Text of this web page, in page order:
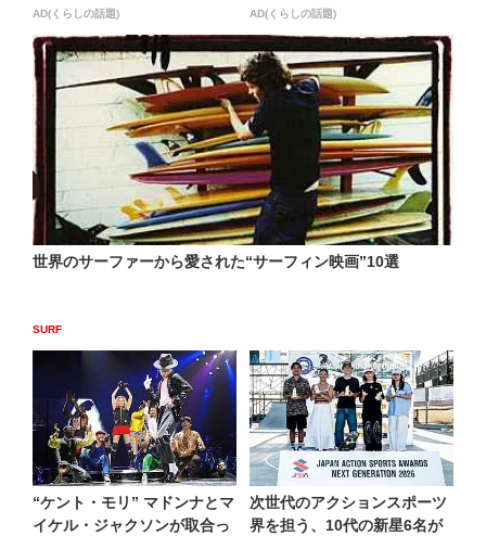
AD(くらしの話題) AD(くらしの話題)
世界のサーファーから愛された“サーフィン映画”10選
SURF
“ケント・モリ” マドンナとマ
イケル・ジャクソンが取合っ
次世代のアクションスポーツ
界を担う、10代の新星6名が